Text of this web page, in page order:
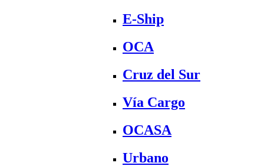
E-Ship
OCA
Cruz del Sur
Vía Cargo
OCASA
Urbano